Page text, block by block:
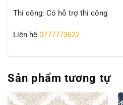
Thi công: Có hỗ trợ thi công
Liên hệ 0777773622
Sản phẩm tương tự